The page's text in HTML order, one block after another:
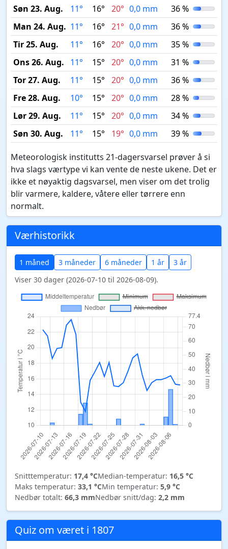
Søn 23. Aug. 11° 16° 20° 0,0 mm
36 %
Man 24. Aug. 11° 16° 21° 0,0 mm
36 %
Tir 25. Aug.
11° 16° 20° 0,0 mm
35 %
Ons 26. Aug.
11° 15° 20° 0,0 mm
31 %
Tor 27. Aug.
11° 15° 20° 0,0 mm
36 %
Fre 28. Aug.
10° 15° 20° 0,0 mm
28 %
Lør 29. Aug.
11° 15° 20° 0,0 mm
34 %
Søn 30. Aug.
11° 15° 19° 0,0 mm 39 %
Meteorologisk institutts 21-dagersvarsel prøver å si
hva slags værtype vi kan vente de neste ukene. Det er
ikke et nøyaktig dagsvarsel, men viser om det trolig
blir varmere, kaldere, våtere eller tørrere enn
normalt.
Værhistorikk
1 måned 3 måneder 6 måneder 1 år
3 år
Viser 30 dager (2026-07-10 til 2026-08-09).
Snitttemperatur: 17,4 °CMedian-temperatur: 16,5 °C
Maks temperatur: 33,1 °CMin temperatur: 5,9 °C
Nedbør totalt: 66,3 mmNedbør snitt/dag: 2,2 mm
Quiz om været i 1807